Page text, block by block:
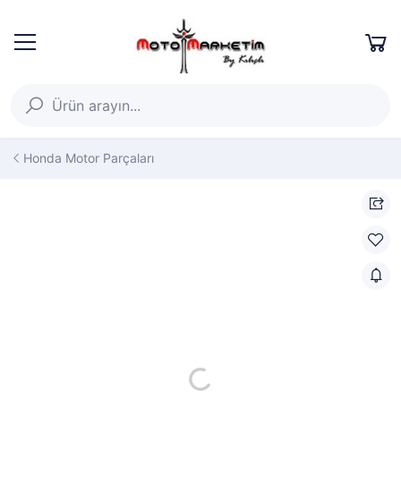
Honda Motor Parçaları